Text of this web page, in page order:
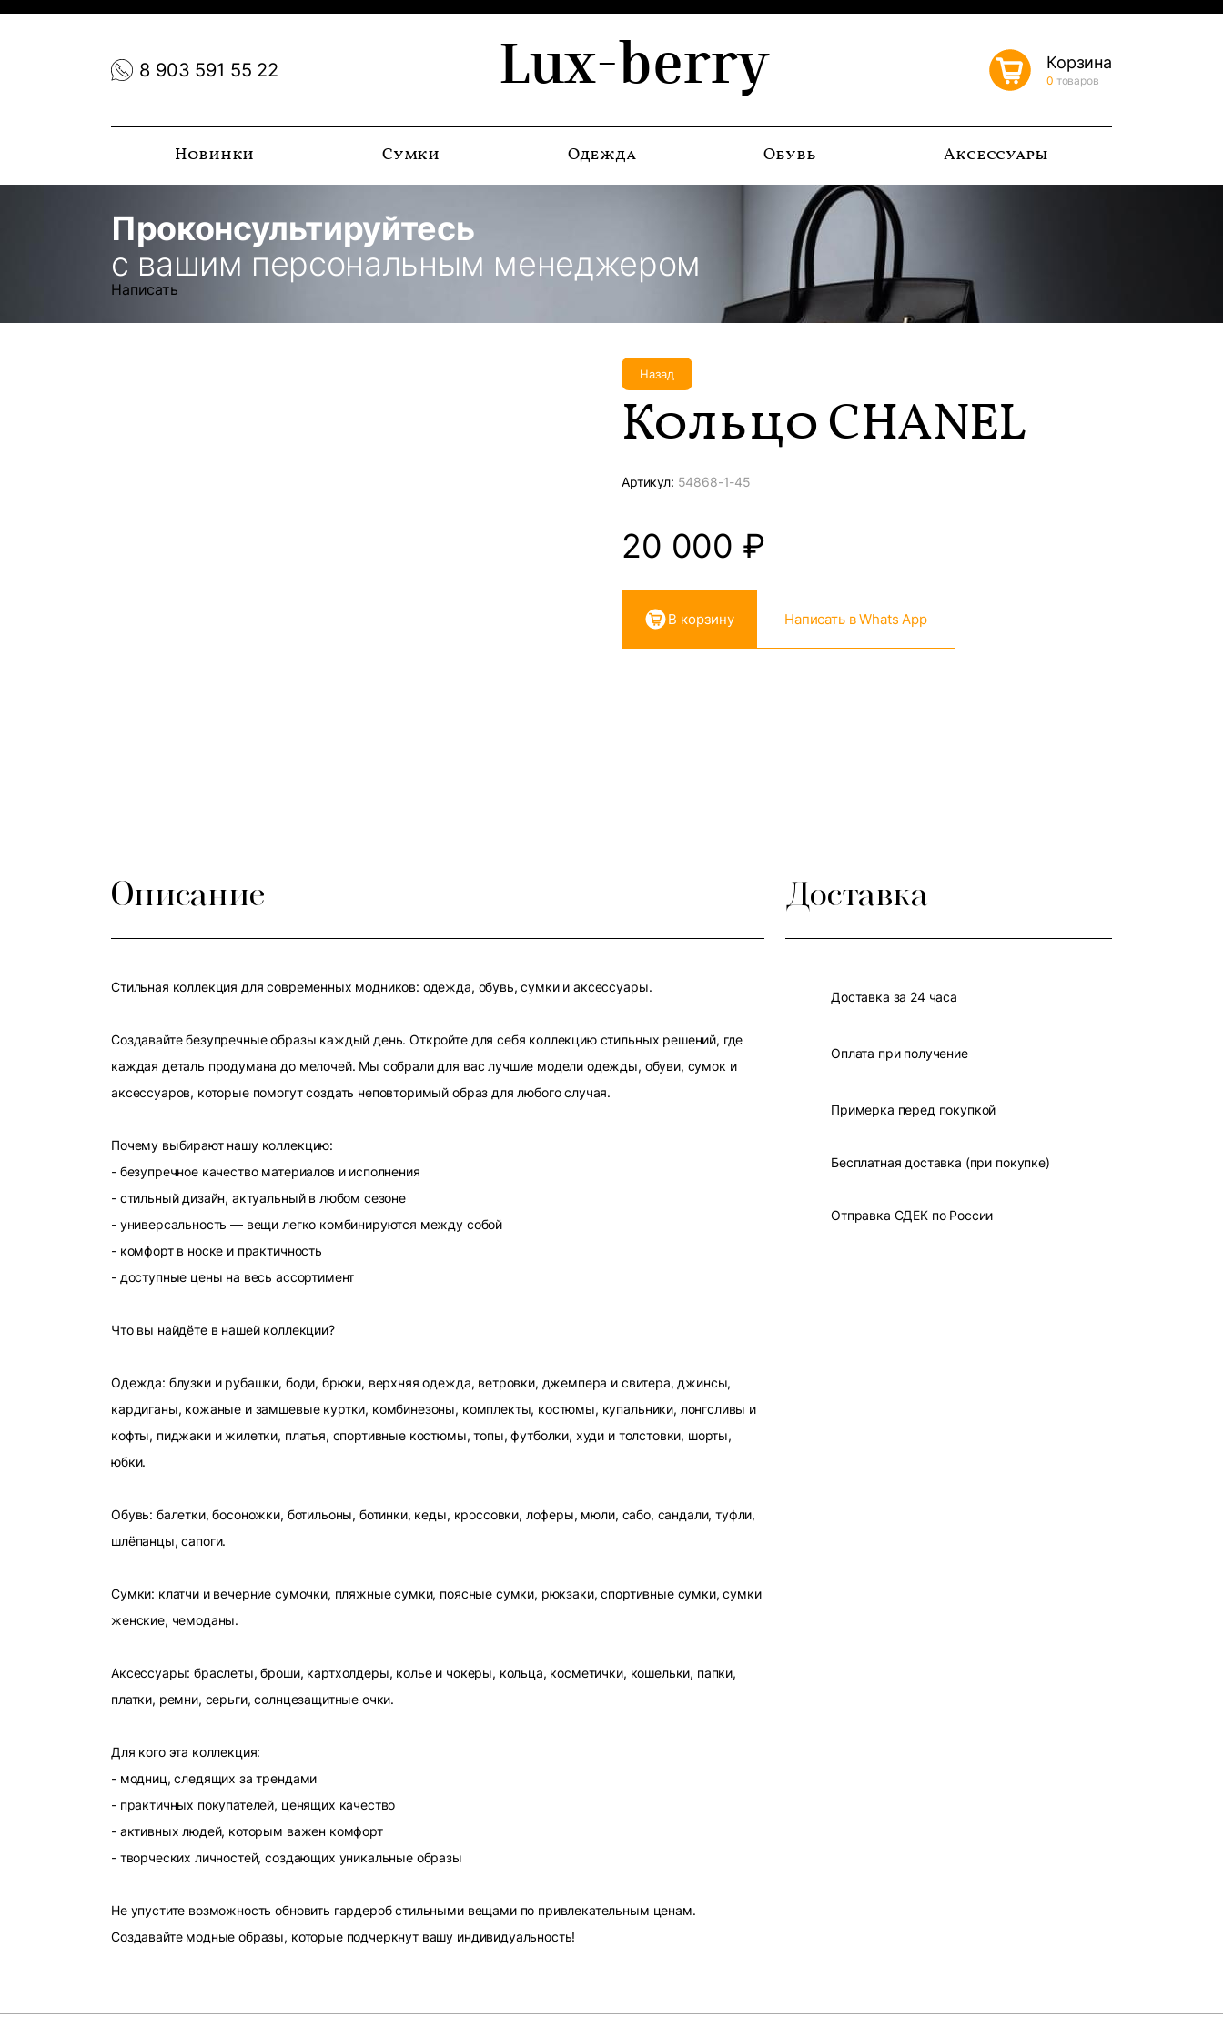
8 903 591 55 22 Lux-berry Корзина
0 товаров
Новинки Сумки Одежда Обувь Аксессуары
Проконсультируйтесь
с вашим персональным менеджером
Написать
Назад
Кольцо CHANEL
Артикул: 54868-1-45
20 000 ₽
В корзину Написать в Whats App
Описание
Стильная коллекция для современных модников: одежда, обувь, сумки и аксессуары.
Создавайте безупречные образы каждый день. Откройте для себя коллекцию стильных решений, где
каждая деталь продумана до мелочей. Мы собрали для вас лучшие модели одежды, обуви, сумок и
аксессуаров, которые помогут создать неповторимый образ для любого случая.
Почему выбирают нашу коллекцию:
- безупречное качество материалов и исполнения
- стильный дизайн, актуальный в любом сезоне
- универсальность — вещи легко комбинируются между собой
- комфорт в носке и практичность
- доступные цены на весь ассортимент
Что вы найдёте в нашей коллекции?
Одежда: блузки и рубашки, боди, брюки, верхняя одежда, ветровки, джемпера и свитера, джинсы,
кардиганы, кожаные и замшевые куртки, комбинезоны, комплекты, костюмы, купальники, лонгсливы и
кофты, пиджаки и жилетки, платья, спортивные костюмы, топы, футболки, худи и толстовки, шорты,
юбки.
Обувь: балетки, босоножки, ботильоны, ботинки, кеды, кроссовки, лоферы, мюли, сабо, сандали, туфли,
шлёпанцы, сапоги.
Сумки: клатчи и вечерние сумочки, пляжные сумки, поясные сумки, рюкзаки, спортивные сумки, сумки
женские, чемоданы.
Аксессуары: браслеты, броши, картхолдеры, колье и чокеры, кольца, косметички, кошельки, папки,
платки, ремни, серьги, солнцезащитные очки.
Для кого эта коллекция:
- модниц, следящих за трендами
- практичных покупателей, ценящих качество
- активных людей, которым важен комфорт
- творческих личностей, создающих уникальные образы
Не упустите возможность обновить гардероб стильными вещами по привлекательным ценам.
Создавайте модные образы, которые подчеркнут вашу индивидуальность!
Доставка
Доставка за 24 часа
Оплата при получение
Примерка перед покупкой
Бесплатная доставка (при покупке)
Отправка СДЕК по России